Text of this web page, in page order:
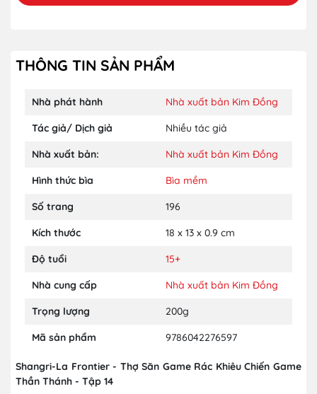
THÔNG TIN SẢN PHẨM
Nhà phát hành Nhà xuất bản Kim Đồng
Tác giả/ Dịch giả Nhiều tác giả
Nhà xuất bản: Nhà xuất bản Kim Đồng
Hình thức bìa Bìa mềm
Số trang 196
Kích thước 18 x 13 x 0.9 cm
Độ tuổi 15+
Nhà cung cấp Nhà xuất bản Kim Đồng
Trọng lượng 200g
Mã sản phẩm 9786042276597
Shangri-La Frontier - Thợ Săn Game Rác Khiêu Chiến Game
Thần Thánh - Tập 14